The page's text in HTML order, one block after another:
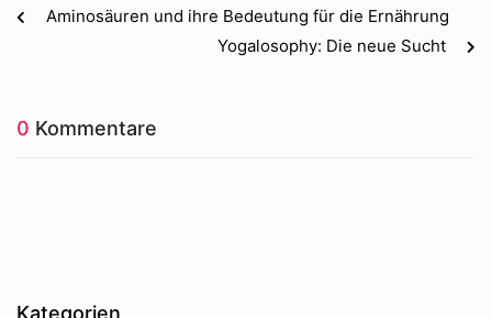
Aminosäuren und ihre Bedeutung für die Ernährung
Yogalosophy: Die neue Sucht
0 Kommentare
Kategorien